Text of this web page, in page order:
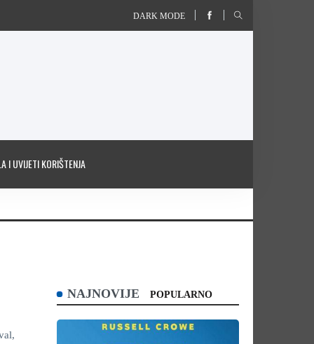
DARK MODE
I UVIJETI KORIŠTENJA
NAJNOVIJE POPULARNO